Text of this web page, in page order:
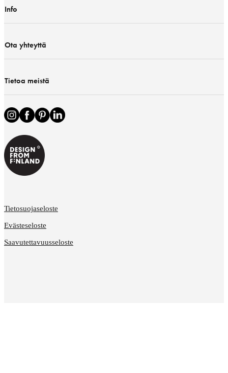
Info
Ota yhteyttä
Tietoa meistä
Tietosuojaseloste
Evästeseloste
Saavutettavuusseloste